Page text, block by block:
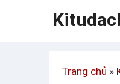
Trang chủ »